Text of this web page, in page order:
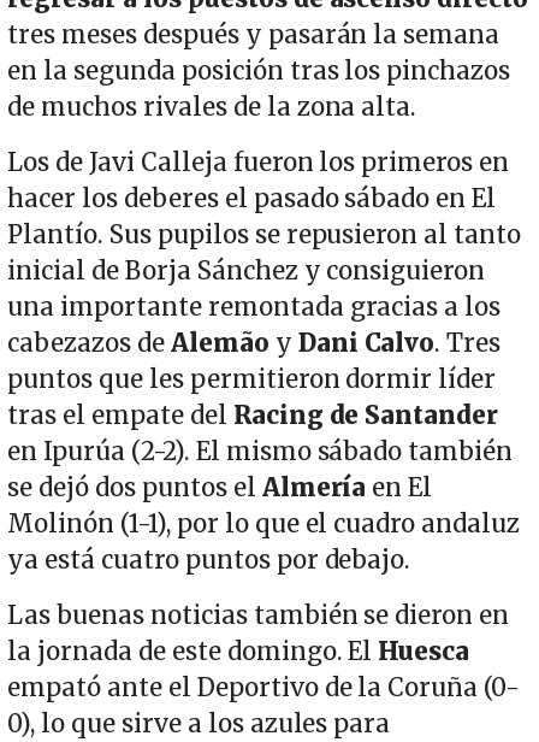
tres meses después y pasarán la semana
en la segunda posición tras los pinchazos
de muchos rivales de la zona alta.
Los de Javi Calleja fueron los primeros en
hacer los deberes el pasado sábado en El
Plantío. Sus pupilos se repusieron al tanto
inicial de Borja Sánchez y consiguieron
una importante remontada gracias a los
cabezazos deAlemão y Dani Calvo. Tres
puntos que les permitieron dormir líder
tras el empate del Racing de Santander
en Ipurúa (2-2). El mismo sábado también
se dejó dos puntos el Almería en El
Molinón (1-1), por lo que el cuadro andaluz
ya está cuatro puntos por debajo.
Las buenas noticias también se dieron en
la jornada de este domingo. El Huesca
empató ante el Deportivo de la Coruña (0-
0), lo que sirve a los azules para